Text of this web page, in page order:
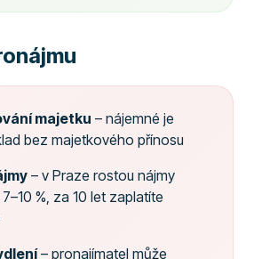
majetku – nájemné je
bez majetkového přínosu
– v Praze rostou nájmy
%, za 10 let zaplatíte
– pronajímatel může